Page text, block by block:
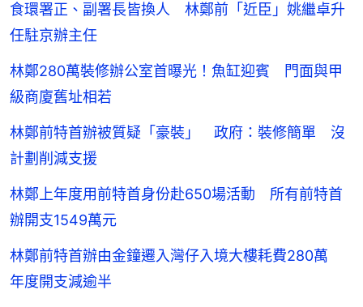
食環署正、副署長皆換人 林鄭前「近臣」姚繼卓升
任駐京辦主任
林鄭280萬裝修辦公室首曝光！魚缸迎賓 門面與甲
級商廈舊址相若
林鄭前特首辦被質疑「豪裝」 政府：裝修簡單 沒
計劃削減支援
林鄭上年度用前特首身份赴650場活動 所有前特首
辦開支1549萬元
林鄭前特首辦由金鐘遷入灣仔入境大樓耗費280萬
年度開支減逾半